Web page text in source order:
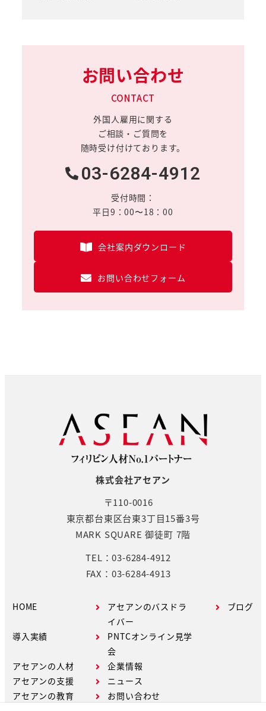
お問い合わせ
CONTACT
外国人雇用に関する
ご相談・ご質問を
随時受け付けております。
03-6284-4912
受付時間：
平日9：00〜18：00
会社案内ダウンロード
お問い合わせフォーム
株式会社アセアン
〒110-0016
東京都台東区台東3丁目15番3号
MARK SQUARE 御徒町 7階
TEL：03-6284-4912
FAX：03-6284-4913
HOME
導入実績
アセアンの人材
アセアンの支援
アセアンの教育
アセアンのバスドラ
イバー
PNTCオンライン見学
会
企業情報
ニュース
お問い合わせ
ブログ